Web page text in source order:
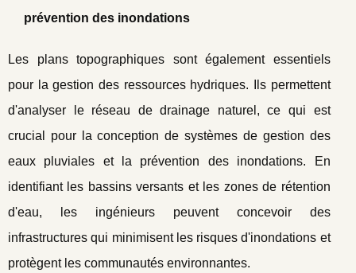
prévention des inondations
Les plans topographiques sont également essentiels
pour la gestion des ressources hydriques. Ils permettent
d'analyser le réseau de drainage naturel, ce qui est
crucial pour la conception de systèmes de gestion des
eaux pluviales et la prévention des inondations. En
identifiant les bassins versants et les zones de rétention
d'eau, les ingénieurs peuvent concevoir des
infrastructures qui minimisent les risques d'inondations et
protègent les communautés environnantes.